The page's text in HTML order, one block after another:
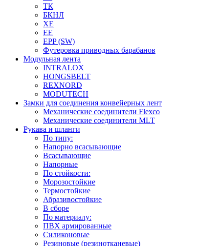
ТК
БКНЛ
XE
EE
EPP (SW)
Футеровка приводных барабанов
Модульная лента
INTRALOX
HONGSBELT
REXNORD
MODUTECH
Замки для соединения конвейерных лент
Механические соединители Flexco
Механические соединители MLT
Рукава и шланги
По типу:
Напорно всасывающие
Всасывающие
Напорные
По стойкости:
Морозостойкие
Термостойкие
Абразивостойкие
В сборе
По материалу:
ПВХ армированные
Силиконовые
Резиновые (резинотканевые)